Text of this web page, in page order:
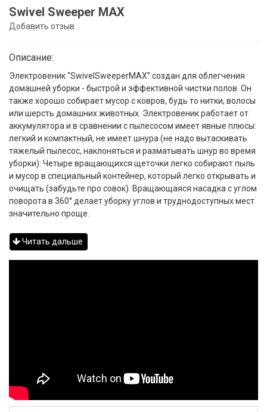
Swivel Sweeper MAX
Добавить отзыв
Описание:
Электровеник “SwivelSweeperMAX” создан для облегчения
домашней уборки - быстрой и эффективной чистки полов. Он
также хорошо собирает мусор с ковров, будь то нитки, волосы
или шерсть домашних животных. Электровеник работает от
аккумулятора и в сравнении с пылесосом имеет явные плюсы:
легкий и компактный, не имеет шнура (не надо вытаскивать
тяжелый пылесос, наклоняться и разматывать шнур во время
уборки). Четыре вращающихся щеточки легко собирают пыль
и мусор в специальный контейнер, который легко открывать и
очищать (забудьте про совок). Вращающаяся насадка с углом
поворота в 360° делает уборку углов и труднодоступных мест
значительно проще.
Читать дальше